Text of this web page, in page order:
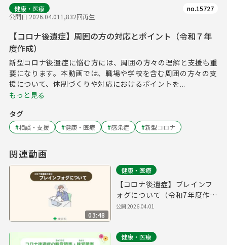
健康・医療
公開日 2026.04.011,832回再生
no.15727
【コロナ後遺症】周囲の方の対応とポイント（令和７年
度作成）
新型コロナ後遺症に悩む方には、周囲の方々の理解と支援も重
要になります。本動画では、職場や学校を含む周囲の方々の支
援について、体制づくりや対応におけるポイントを...
もっと見る
タグ
#相談・支援 #健康・医療 #感染症 #新型コロナ
関連動画
03:48
健康・医療
【コロナ後遺症】ブレインフ
ォグについて（令和7年度作
成）
公開2026.04.01
健康・医療